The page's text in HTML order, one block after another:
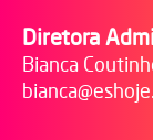
Diretora
Bianca